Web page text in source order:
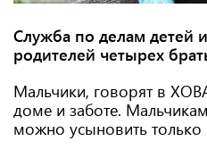
Служба по делам детей
родителей четырех
Мальчики, говорят в
доме и заботе.
можно усыновить только